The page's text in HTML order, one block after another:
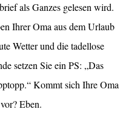
als Ganzes gelesen wird.
Ihrer Oma aus dem Urlaub
Wetter und die tadellose
setzen Sie ein PS: „Das
Kommt sich Ihre Oma
Eben.